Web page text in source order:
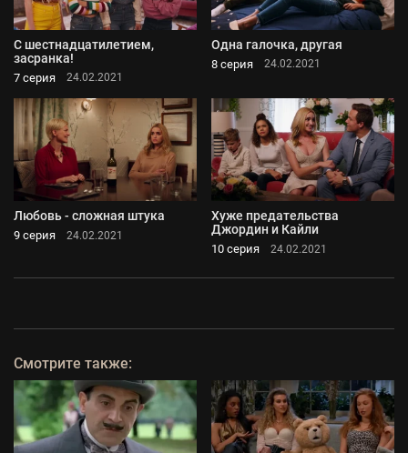
С шестнадцатилетием,
засранка!
7 серия 24.02.2021
Одна галочка, другая
8 серия 24.02.2021
Любовь - сложная штука
9 серия 24.02.2021
Хуже предательства
Джордин и Кайли
10 серия 24.02.2021
Смотрите также: